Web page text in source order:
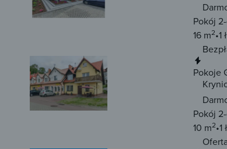
Pokój
16 m2 1
Pokoje
Pokój
10 m2 1